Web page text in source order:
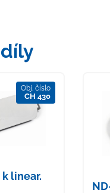
Obj. číslo
CH 430
linear.